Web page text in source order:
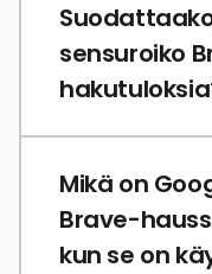
sensuroiko
Mikä on
Brave-
kun se on